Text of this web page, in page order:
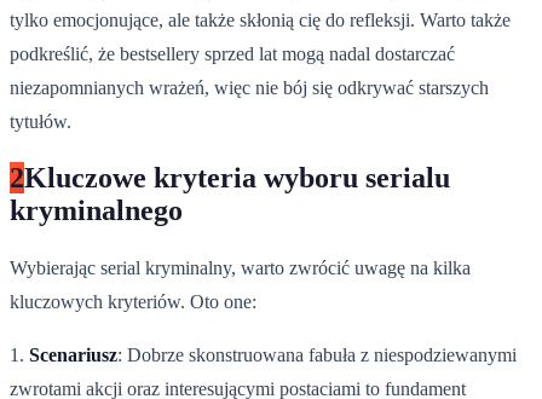
tylko emocjonujące, ale także skłonią cię do refleksji. Warto także
podkreślić, że bestsellery sprzed lat mogą nadal dostarczać
niezapomnianych wrażeń, więc nie bój się odkrywać starszych
tytułów.
2Kluczowe kryteria wyboru serialu
kryminalnego
Wybierając serial kryminalny, warto zwrócić uwagę na kilka
kluczowych kryteriów. Oto one:
1. Scenariusz: Dobrze skonstruowana fabuła z niespodziewanymi
zwrotami akcji oraz interesującymi postaciami to fundament